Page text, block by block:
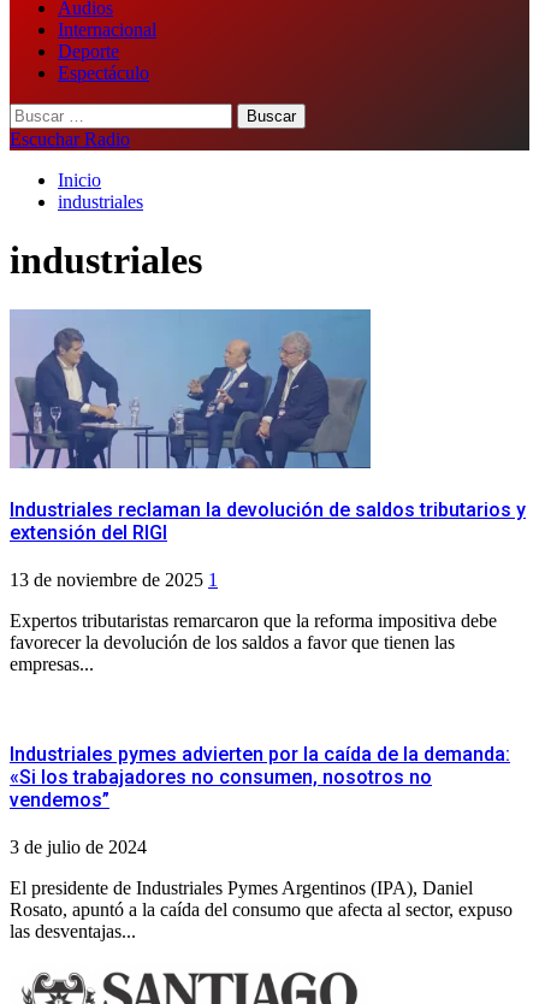
Audios
Internacional
Deporte
Espectáculo
Buscar:
Escuchar Radio
Inicio
industriales
industriales
Industriales reclaman la devolución de saldos tributarios y
extensión del RIGI
13 de noviembre de 2025 1
Expertos tributaristas remarcaron que la reforma impositiva debe
favorecer la devolución de los saldos a favor que tienen las
empresas...
Industriales pymes advierten por la caída de la demanda:
«Si los trabajadores no consumen, nosotros no
vendemos”
3 de julio de 2024
El presidente de Industriales Pymes Argentinos (IPA), Daniel
Rosato, apuntó a la caída del consumo que afecta al sector, expuso
las desventajas...